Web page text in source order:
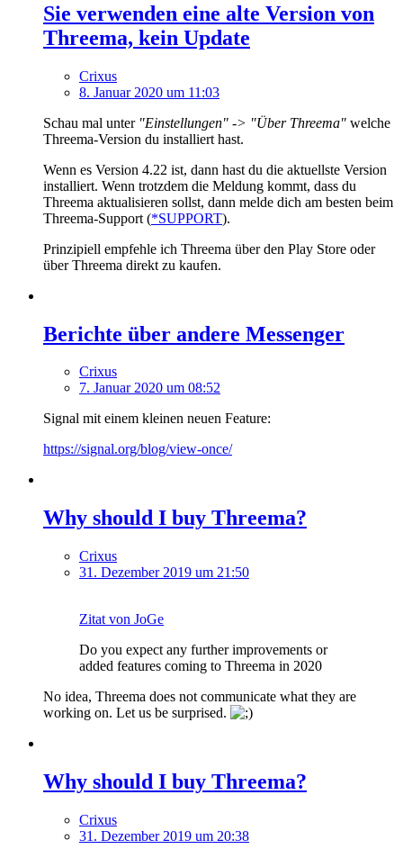
Sie verwenden eine alte Version von
Threema, kein Update
Crixus
8. Januar 2020 um 11:03
Schau mal unter "Einstellungen" -> "Über Threema" welche
Threema-Version du installiert hast.
Wenn es Version 4.22 ist, dann hast du die aktuellste Version
installiert. Wenn trotzdem die Meldung kommt, dass du
Threema aktualisieren sollst, dann melde dich am besten beim
Threema-Support (*SUPPORT).
Prinzipiell empfehle ich Threema über den Play Store oder
über Threema direkt zu kaufen.
Berichte über andere Messenger
Crixus
7. Januar 2020 um 08:52
Signal mit einem kleinen neuen Feature:
https://signal.org/blog/view-once/
Why should I buy Threema?
Crixus
31. Dezember 2019 um 21:50
Zitat von JoGe
Do you expect any further improvements or
added features coming to Threema in 2020
No idea, Threema does not communicate what they are
working on. Let us be surprised.
Why should I buy Threema?
Crixus
31. Dezember 2019 um 20:38